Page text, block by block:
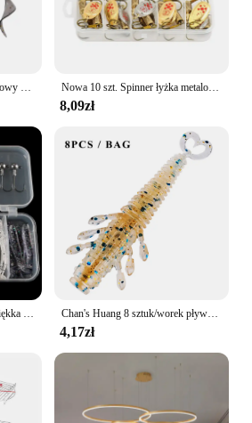
Nowa 10 szt. Spinner łyżka metalowa przynęta przynęty wędkarskiej z pudełkiem z cekinami Crankbait łyżka przynęta okoń okoń szczupak obracający się 6.3cm 7g
8,09zł
25 szt Przynęta w pudełku Miękka przynęta Okoń Warbler Przynęta na ryby Miękkie robaki Gwintowane kręcone ogon Maggot Bionic Bait Fałszywe przynęty Haczyki z główką ołowianą Chan's Huang 8 sztuk/worek pływający sztuczny miękka przynęta 6.5CM 2.1G silikonowy Wobblers Walleye okoń basowy przynęty wędkarskie
4,17zł